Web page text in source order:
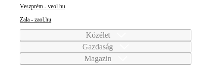
Veszprém - veol.hu
Zala - zaol.hu
Közélet
Gazdaság
Magazin